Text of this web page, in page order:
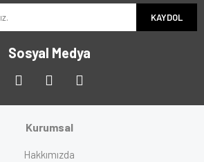
KAYDOL
Sosyal Medya
Kurumsal
Hakkımızda